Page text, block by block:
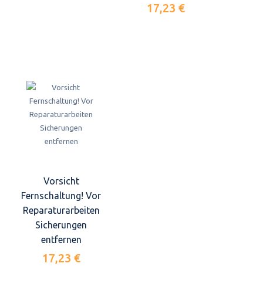
17,23 €
Vorsicht
Fernschaltung! Vor
Reparaturarbeiten
Sicherungen
entfernen
17,23 €